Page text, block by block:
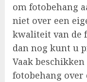
om fotobehang
niet over een
kwaliteit van de
dan nog kunt u
Vaak
fotobehang over